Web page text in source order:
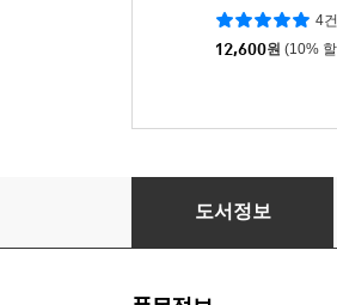
4건
12,600원 (10%
홍길동전
도서정보